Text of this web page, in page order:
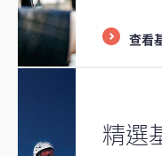
查看
精選